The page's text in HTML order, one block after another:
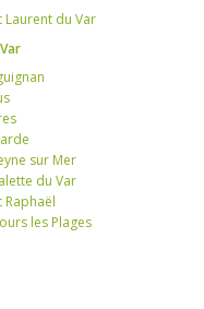
Laurent du Var
sur Mer
du Var
Raphaël
les Plages